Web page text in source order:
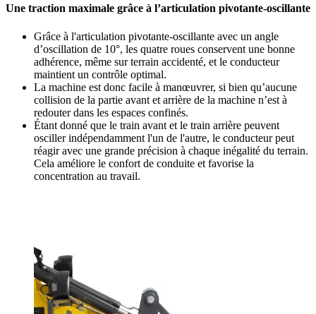
Une traction maximale grâce à l’articulation pivotante-oscillante
Grâce à l'articulation pivotante-oscillante avec un angle
d’oscillation de 10°, les quatre roues conservent une bonne
adhérence, même sur terrain accidenté, et le conducteur
maintient un contrôle optimal.
La machine est donc facile à manœuvrer, si bien qu’aucune
collision de la partie avant et arrière de la machine n’est à
redouter dans les espaces confinés.
Étant donné que le train avant et le train arrière peuvent
osciller indépendamment l'un de l'autre, le conducteur peut
réagir avec une grande précision à chaque inégalité du terrain.
Cela améliore le confort de conduite et favorise la
concentration au travail.